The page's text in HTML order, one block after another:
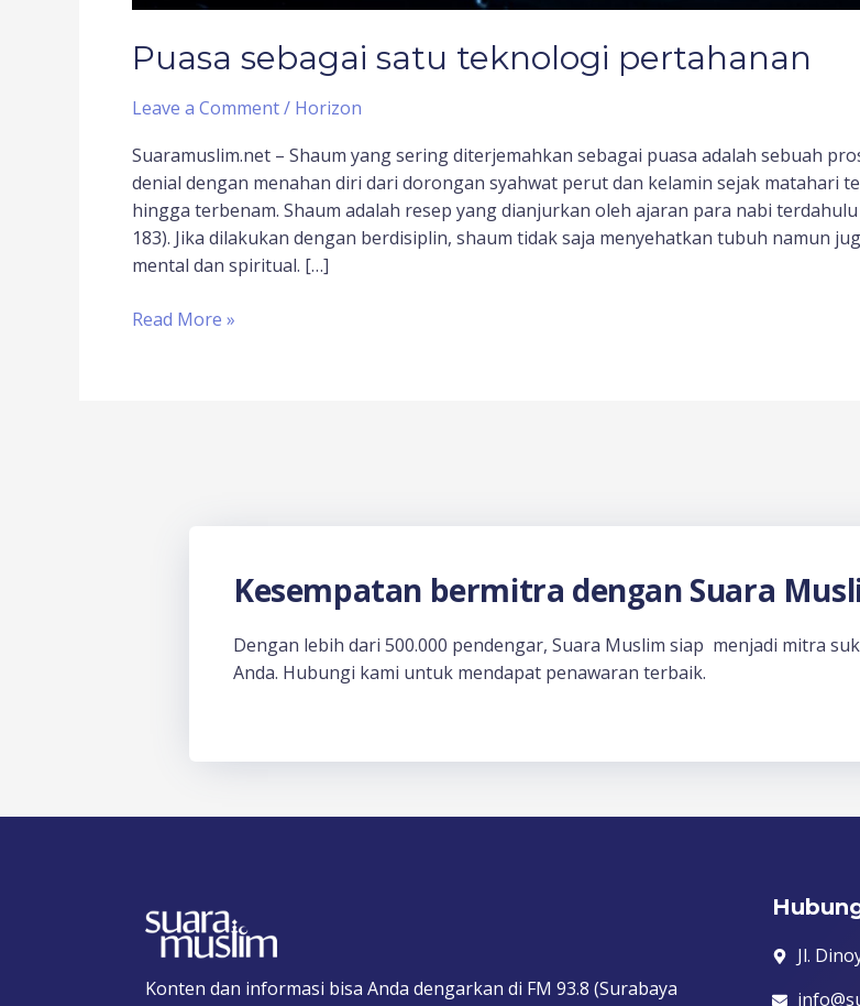
Puasa sebagai satu teknologi pertahanan
Leave a Comment/ Horizon
Suaramuslim.net – Shaum yang sering diterjemahkan sebagai puasa adalah sebuah
denial dengan menahan diri dari dorongan syahwat perut dan kelamin sejak matahari
hingga terbenam. Shaum adalah resep yang dianjurkan oleh ajaran para nabi terdahulu
183). Jika dilakukan dengan berdisiplin, shaum tidak saja menyehatkan tubuh namun
mental dan spiritual. […]
Read More »
Kesempatan bermitra dengan Suara
Dengan lebih dari 500.000 pendengar, Suara Muslim siap menjadi mitra
Anda. Hubungi kami untuk mendapat penawaran terbaik.
Konten dan informasi bisa Anda dengarkan di FM 93.8 (Surabaya
Jl.